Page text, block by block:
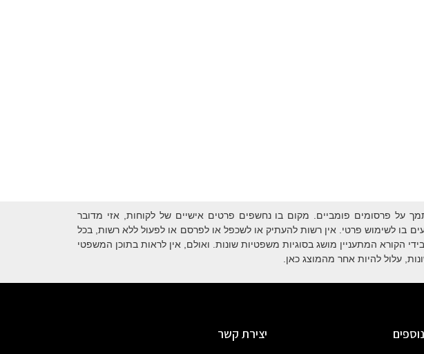
על פרסומים פומביים. מקום בו נחשפים פרטים אישיים של לקוחות, אזי מדובר
לשימוש פרטי. אין רשות להעתיק או לשכפל או לפרסם או לפעול ללא רשות, בכל
הקורא המתעניין מושג בסוגיות משפטיות שונות. ואולם, אין לראות בתוכן המשפטי
עלול להיות אחר מהמוצג כאן.
יצירת קשר